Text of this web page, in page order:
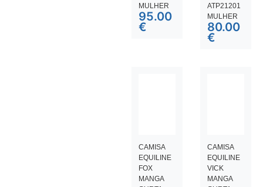
MULHER
95.00
€
ATP21201
MULHER
80.00
€
CAMISA
EQUILINE
FOX
MANGA
CAMISA
EQUILINE
VICK
MANGA